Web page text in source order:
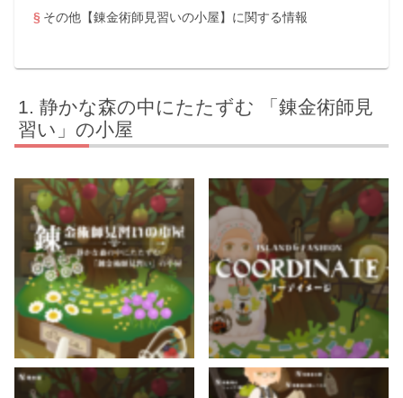
その他【錬金術師見習いの小屋】に関する情報
静かな森の中にたたずむ 「錬金術師見
習い」の小屋